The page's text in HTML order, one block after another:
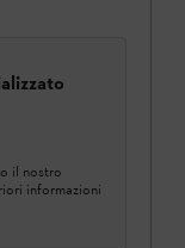
il nostro
informazioni